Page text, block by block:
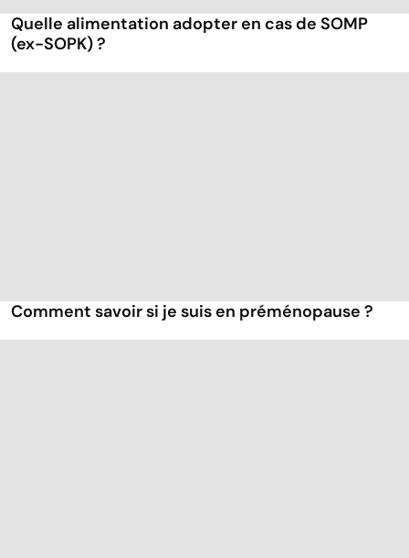
Quelle alimentation adopter en cas de SOMP
(ex-SOPK) ?
Comment savoir si je suis en préménopause ?